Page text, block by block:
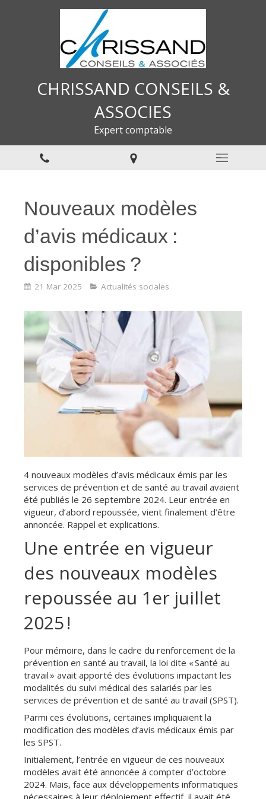
CHRISSAND CONSEILS &
ASSOCIES
Expert comptable
Nouveaux modèles
d’avis médicaux :
disponibles ?
21 Mar 2025 Actualités sociales
4 nouveaux modèles d’avis médicaux émis par les
services de prévention et de santé au travail avaient
été publiés le 26 septembre 2024. Leur entrée en
vigueur, d’abord repoussée, vient finalement d’être
annoncée. Rappel et explications.
Une entrée en vigueur
des nouveaux modèles
repoussée au 1er juillet
2025 !
Pour mémoire, dans le cadre du renforcement de la
prévention en santé au travail, la loi dite « Santé au
travail » avait apporté des évolutions impactant les
modalités du suivi médical des salariés par les
services de prévention et de santé au travail (SPST).
Parmi ces évolutions, certaines impliquaient la
modification des modèles d’avis médicaux émis par
les SPST.
Initialement, l’entrée en vigueur de ces nouveaux
modèles avait été annoncée à compter d’octobre
2024. Mais, face aux développements informatiques
nécessaires à leur déploiement effectif, il avait été